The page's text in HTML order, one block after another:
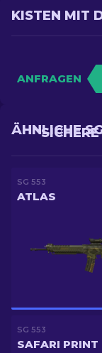
KISTEN MIT
ANFRAGEN
ÄHNLICHE
SG 553
ATLAS
SG 553
SAFARI PRINT